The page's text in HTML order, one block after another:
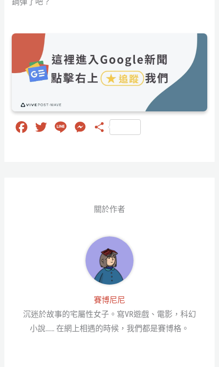
Fa
T
Li
M 分
關於作者
賽博尼尼
沉迷於故事的宅屬性女子。寫VR遊戲、電影，科幻
小說…… 在網上相遇的時候，我們都是賽博格。